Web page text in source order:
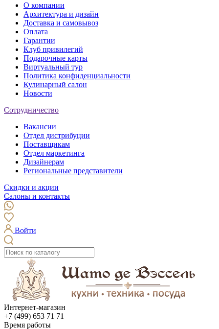
О компании
Архитектура и дизайн
Доставка и самовывоз
Оплата
Гарантии
Клуб привилегий
Подарочные карты
Виртуальный тур
Политика конфиденциальности
Кулинарный салон
Новости
Сотрудничество
Вакансии
Отдел дистрибуции
Поставщикам
Отдел маркетинга
Дизайнерам
Региональные представители
Скидки и акции
Салоны и контакты
Войти
Интернет-магазин
+7 (499) 653 71 71
Время работы